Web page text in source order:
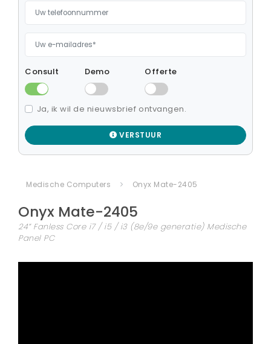
Stroomvoorzieningen
Tablets en computers
Consult Demo Offerte
Ja, ik wil de nieuwsbrief ontvangen.
VERSTUUR
Medische Computers Onyx Mate-2405
Onyx Mate-2405
24” Fanless Core i7 / i5 / i3 (8e/9e generatie) Medische
Panel PC